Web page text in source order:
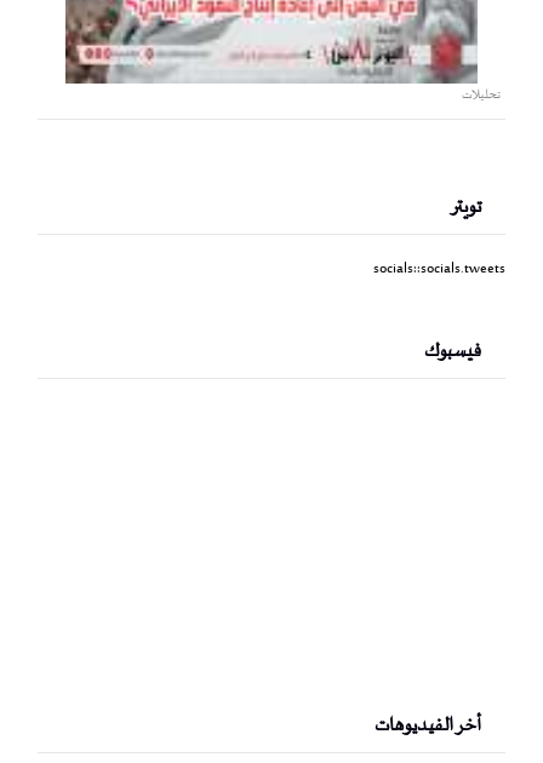
تحليلات
تويتر
socials::socials.tweets
فيسبوك
أخر الفيديوهات